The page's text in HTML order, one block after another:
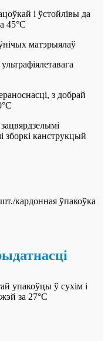
і ўстойлівы да
45°C
матэрыялаў
з добрай
зборкі канструкцый
кардонная ўпакоўка
упакоўцы ў сухім і
за 27°C